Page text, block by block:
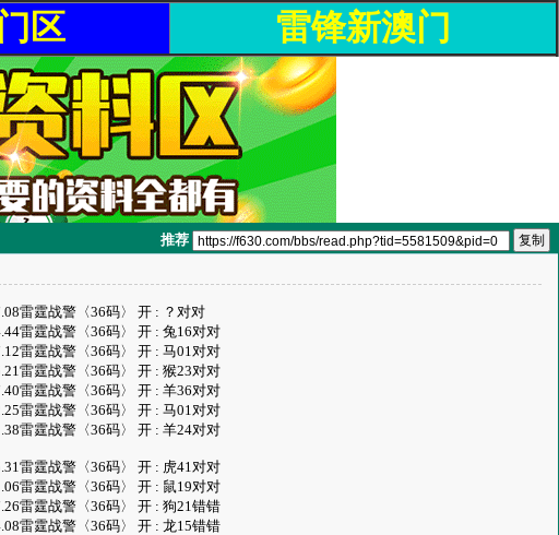
区 雷锋新澳门
推荐
雷霆战警〈36码〉 开 : ？对对
雷霆战警〈36码〉 开 : 兔16对对
雷霆战警〈36码〉 开 : 马01对对
雷霆战警〈36码〉 开 : 猴23对对
雷霆战警〈36码〉 开 : 羊36对对
雷霆战警〈36码〉 开 : 马01对对
雷霆战警〈36码〉 开 : 羊24对对
雷霆战警〈36码〉 开 : 虎41对对
雷霆战警〈36码〉 开 : 鼠19对对
雷霆战警〈36码〉 开 : 狗21错错
雷霆战警〈36码〉 开 : 龙15错错